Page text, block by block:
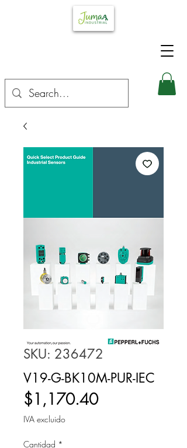
SKU: 236472
V19-G-BK10M-PUR-IEC
$1,170.40Precio
IVA excluido
Cantidad *